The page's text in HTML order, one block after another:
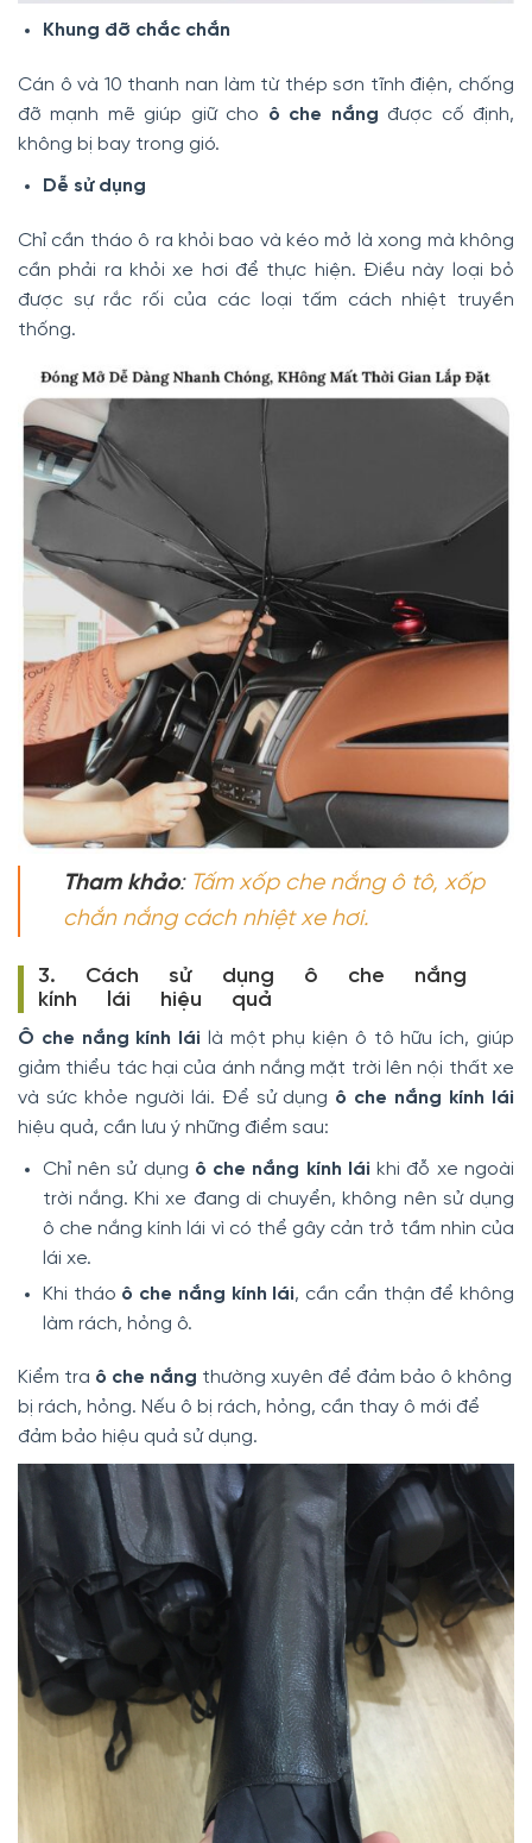
Khung đỡ chắc chắn
Cán ô và 10 thanh nan làm từ thép sơn tĩnh điện, chống
đỡ mạnh mẽ giúp giữ cho ô che nắng được cố định,
không bị bay trong gió.
Dễ sử dụng
Chỉ cần tháo ô ra khỏi bao và kéo mở là xong mà không
cần phải ra khỏi xe hơi để thực hiện. Điều này loại bỏ
được sự rắc rối của các loại tấm cách nhiệt truyền
thống.
Tham khảo: Tấm xốp che nắng ô tô, xốp
chắn nắng cách nhiệt xe hơi.
3. Cách sử dụng ô che nắng
kính lái hiệu quả
Ô che nắng kính lái là một phụ kiện ô tô hữu ích, giúp
giảm thiểu tác hại của ánh nắng mặt trời lên nội thất xe
và sức khỏe người lái. Để sử dụng ô che nắng kính lái
hiệu quả, cần lưu ý những điểm sau:
Chỉ nên sử dụng ô che nắng kính lái khi đỗ xe ngoài
trời nắng. Khi xe đang di chuyển, không nên sử dụng
ô che nắng kính lái vì có thể gây cản trở tầm nhìn của
lái xe.
Khi tháo ô che nắng kính lái, cần cẩn thận để không
làm rách, hỏng ô.
Kiểm tra ô che nắng thường xuyên để đảm bảo ô không
bị rách, hỏng. Nếu ô bị rách, hỏng, cần thay ô mới để
đảm bảo hiệu quả sử dụng.